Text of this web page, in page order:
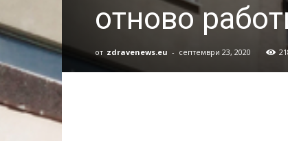
отново
от zdravenews.eu - септември 23, 2020